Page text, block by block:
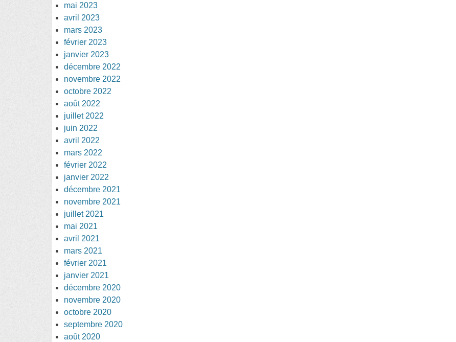
mai 2023
avril 2023
mars 2023
février 2023
janvier 2023
décembre 2022
novembre 2022
octobre 2022
août 2022
juillet 2022
juin 2022
avril 2022
mars 2022
février 2022
janvier 2022
décembre 2021
novembre 2021
juillet 2021
mai 2021
avril 2021
mars 2021
février 2021
janvier 2021
décembre 2020
novembre 2020
octobre 2020
septembre 2020
août 2020